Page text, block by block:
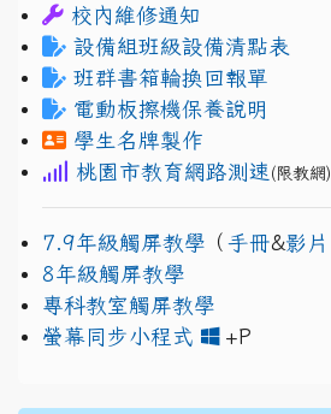
校內維修通知
設備組班級設備清點表
班群書箱輪換回報單
電動板擦機保養說明
學生名牌製作
桃園市教育網路測速 (限教網)
7.9年級觸屏教學 （ 手冊&影片
8年級觸屏教學
專科教室觸屏教學
螢幕同步小程式
+P